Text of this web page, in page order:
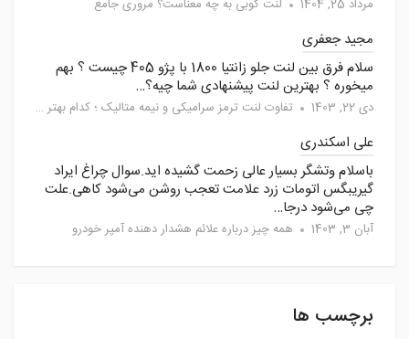
مرداد 25, 1404 لنت کوبی به چه معناست؟ مروری جامع
مجید جعفری
سلام فرق بین لنت جلو زانتیا 1800 با پژو 405 چیست ؟ بهم
میخوره ؟ بهترین لنت پیشنهادی شما چیه؟…
دی 22, 1403 تفاوت لنت ترمز سرامیکی و نیمه متالیک ؛ کدام بهتر است؟
علی اسکندری
باسلام وتشگر بسیار عالی زحمت گشیده اید.سوال چراغ ایراد
گیریبگس اتومات زرد علامت تعجب روشن می‌شود کاهی.علت
چی می‌شود درجا…
آبان 3, 1403 همه چیز درباره علائم هشدار دهنده آمپر خودرو
برچسب ها